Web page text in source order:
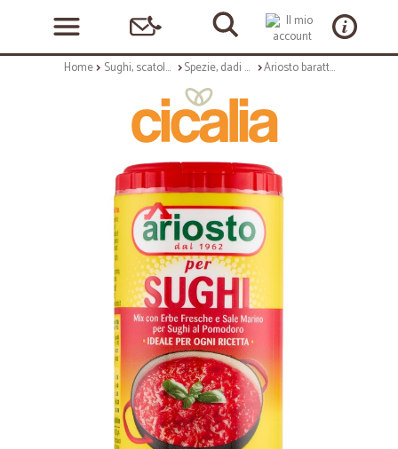
Home Sughi, scatolame e condimenti Spezie, dadi e insaporitori Ariosto barattolo sugo al pomodoro - gr.80